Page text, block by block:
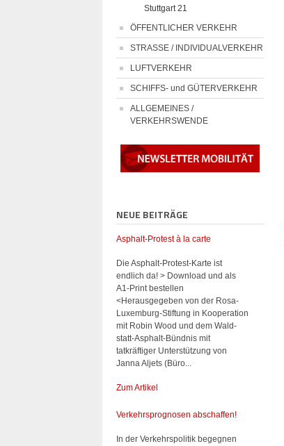
Stuttgart 21
ÖFFENTLICHER VERKEHR
STRASSE / INDIVIDUALVERKEHR
LUFTVERKEHR
SCHIFFS- und GÜTERVERKEHR
ALLGEMEINES /
VERKEHRSWENDE
NEUE BEITRÄGE
Asphalt-Protest à la carte
Die Asphalt-Protest-Karte ist
endlich da! > Download und als
A1-Print bestellen
<Herausgegeben von der Rosa-
Luxemburg-Stiftung in Kooperation
mit Robin Wood und dem Wald-
statt-Asphalt-Bündnis mit
tatkräftiger Unterstützung von
Janna Aljets (Büro...
Zum Artikel
Verkehrsprognosen abschaffen!
In der Verkehrspolitik begegnen